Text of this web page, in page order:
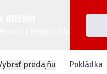
predajňu Pokládka